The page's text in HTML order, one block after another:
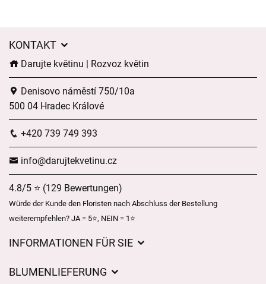
KONTAKT
Darujte květinu | Rozvoz květin
Denisovo náměstí 750/10a
500 04 Hradec Králové
+420 739 749 393
info@darujtekvetinu.cz
4.8/5 ⭐ (129 Bewertungen)
Würde der Kunde den Floristen nach Abschluss der Bestellung
weiterempfehlen? JA = 5⭐, NEIN = 1⭐
INFORMATIONEN FÜR SIE
BLUMENLIEFERUNG